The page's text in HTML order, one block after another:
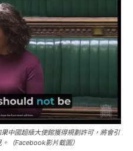
中國超級大使館獲得規劃許可，將會引
（Facebook影片截圖）